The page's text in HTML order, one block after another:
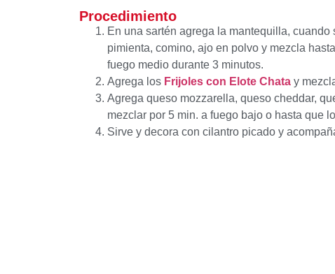
Procedimiento
En una sartén agrega la mantequilla,
pimienta, comino, ajo en polvo y mezcla
fuego medio durante 3 minutos.
Agrega los Frijoles con Elote Chata y
Agrega queso mozzarella, queso cheddar,
mezclar por 5 min. a fuego bajo o hasta que
Sirve y decora con cilantro picado y